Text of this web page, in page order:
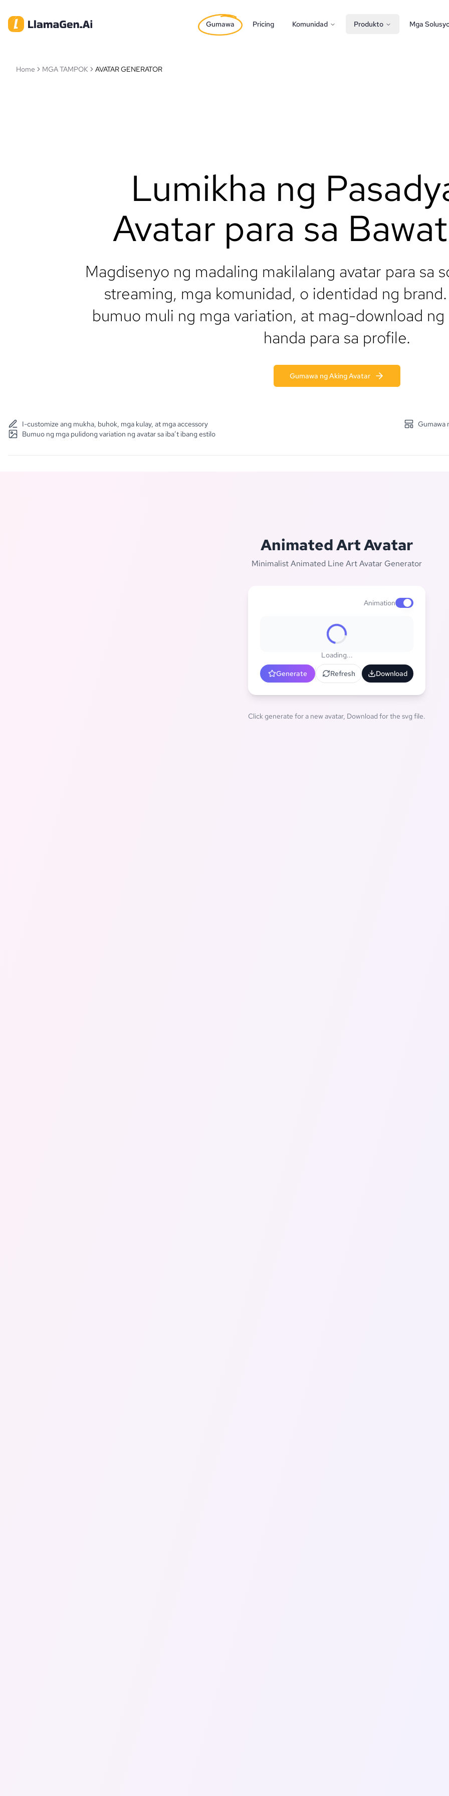
Gumawa Pricing Komunidad Produkto Mga
Home MGA TAMPOK AVATAR GENERATOR
Lumikha ng
Avatar para sa
Magdisenyo ng madaling makilalang avatar para sa
streaming, mga komunidad, o identidad ng
bumuo muli ng mga variation, at mag-download ng
handa para sa profile.
Gumawa ng Aking Avatar
I-customize ang mukha, buhok, mga kulay, at mga accessory
Gumawa
Bumuo ng mga pulidong variation ng avatar sa iba’t ibang estilo
Animated Art Avatar
Minimalist Animated Line Art Avatar Generator
AnimationEnable
Loading...
Generate Refresh Download
Click generate for a new avatar, Download for the svg file.